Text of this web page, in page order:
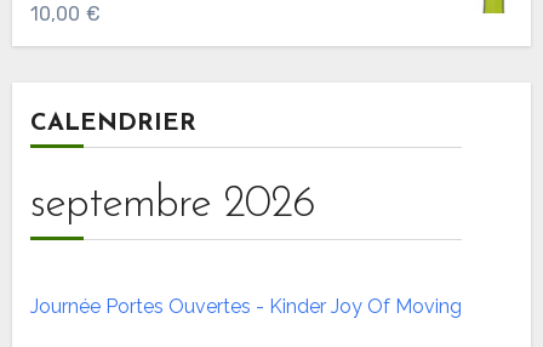
10,00 €
CALENDRIER
septembre 2026
Journée Portes Ouvertes - Kinder Joy Of Moving